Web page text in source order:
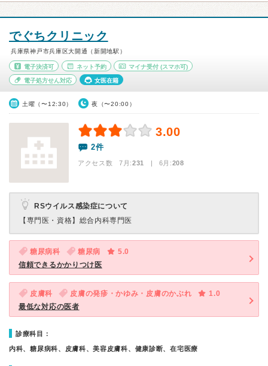
でぐちクリニック
兵庫県神戸市兵庫区大開通（新開地駅）
電子決済可 ネット予約 マイナ受付 (スマホ可)
電子処方せん対応 女医在籍
土曜（〜12:30） 夜（〜20:00）
3.00
2件
アクセス数 7月:231 | 6月:208
RSウイルス感染症について
【専門医・資格】 総合内科専門医
糖尿病科 糖尿病
5.0
信頼できるかかりつけ医
皮膚科 皮膚の発疹・かゆみ・皮膚のかぶれ
1.0
最低な対応の医者
診療科目：
内科、糖尿病科、皮膚科、美容皮膚科、健康診断、在宅医療